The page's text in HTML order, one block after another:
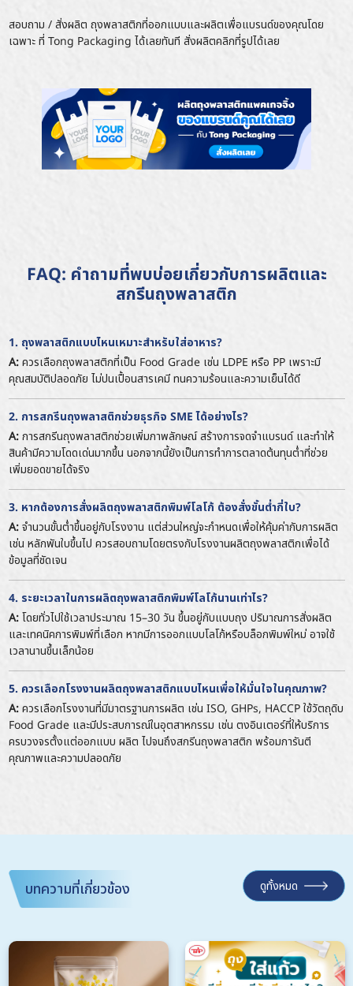
สอบถาม / สั่งผลิต ถุงพลาสติกที่ออกแบบและผลิตเพื่อแบรนด์ของคุณโดย
เฉพาะ ที่ Tong Packaging ได้เลยทันที สั่งผลิตคลิกที่รูปได้เลย
FAQ: คำถามที่พบบ่อยเกี่ยวกับการผลิตและ
สกรีนถุงพลาสติก
1. ถุงพลาสติกแบบไหนเหมาะสำหรับใส่อาหาร?
A:ควรเลือกถุงพลาสติกที่เป็น Food Grade เช่น LDPE หรือ PP เพราะมี
คุณสมบัติปลอดภัย ไม่ปนเปื้อนสารเคมี ทนความร้อนและความเย็นได้ดี
2. การสกรีนถุงพลาสติกช่วยธุรกิจ SME ได้อย่างไร?
A:การสกรีนถุงพลาสติกช่วยเพิ่มภาพลักษณ์ สร้างการจดจำแบรนด์ และทำให้
สินค้ามีความโดดเด่นมากขึ้น นอกจากนี้ยังเป็นการทำการตลาดต้นทุนต่ำที่ช่วย
เพิ่มยอดขายได้จริง
3. หากต้องการสั่งผลิตถุงพลาสติกพิมพ์โลโก้ ต้องสั่งขั้นต่ำกี่ใบ?
A:จำนวนขั้นต่ำขึ้นอยู่กับโรงงาน แต่ส่วนใหญ่จะกำหนดเพื่อให้คุ้มค่ากับการผลิต
เช่น หลักพันใบขึ้นไป ควรสอบถามโดยตรงกับโรงงานผลิตถุงพลาสติกเพื่อได้
ข้อมูลที่ชัดเจน
4. ระยะเวลาในการผลิตถุงพลาสติกพิมพ์โลโก้นานเท่าไร?
A:โดยทั่วไปใช้เวลาประมาณ 15–30 วัน ขึ้นอยู่กับแบบถุง ปริมาณการสั่งผลิต
และเทคนิคการพิมพ์ที่เลือก หากมีการออกแบบโลโก้หรือบล็อกพิมพ์ใหม่ อาจใช้
เวลานานขึ้นเล็กน้อย
5. ควรเลือกโรงงานผลิตถุงพลาสติกแบบไหนเพื่อให้มั่นใจในคุณภาพ?
A:ควรเลือกโรงงานที่มีมาตรฐานการผลิต เช่น ISO, GHPs, HACCP ใช้วัตถุดิบ
Food Grade และมีประสบการณ์ในอุตสาหกรรม เช่น ตงอินเตอร์ที่ให้บริการ
ครบวงจรตั้งแต่ออกแบบ ผลิต ไปจนถึงสกรีนถุงพลาสติก พร้อมการันตี
คุณภาพและความปลอดภัย
บทความที่เกี่ยวข้อง ดูทั้งหมด